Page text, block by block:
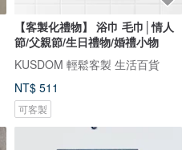
【客製化禮物】 浴巾 毛巾│情人
節/父親節/生日禮物/婚禮小物
KUSDOM 輕鬆客製 生活百貨
NT$ 511
可客製